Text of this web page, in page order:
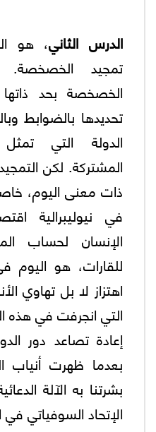
الدرس الثاني، هو
تمجيد الخصخصة.
الخصخصة بحد
تحديدها بالضوابط
الدولة التي
المشتركة. لكن
ذات معنى اليوم،
في نيوليبرالية
الإنسان لحساب
للقارات، هو
اهتزاز لا بل تهاوي
التي انجرفت في هذه
إعادة تصاعد دور
بعدما ظهرت أنياب
بشرتنا به الآلة
الإتحاد السوفياتي في